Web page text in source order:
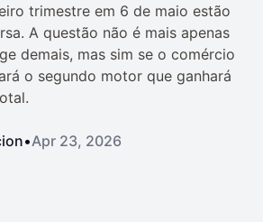
trimestre em 6 de maio estão
A questão não é mais apenas
demais, mas sim se o comércio
o segundo motor que ganhará
•Apr 23, 2026